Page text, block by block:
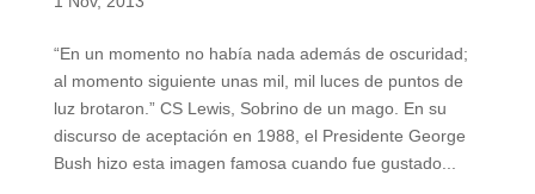
“En un momento no había nada además de oscuridad;
al momento siguiente unas mil, mil luces de puntos de
luz brotaron.” CS Lewis, Sobrino de un mago. En su
discurso de aceptación en 1988, el Presidente George
Bush hizo esta imagen famosa cuando fue gustado...